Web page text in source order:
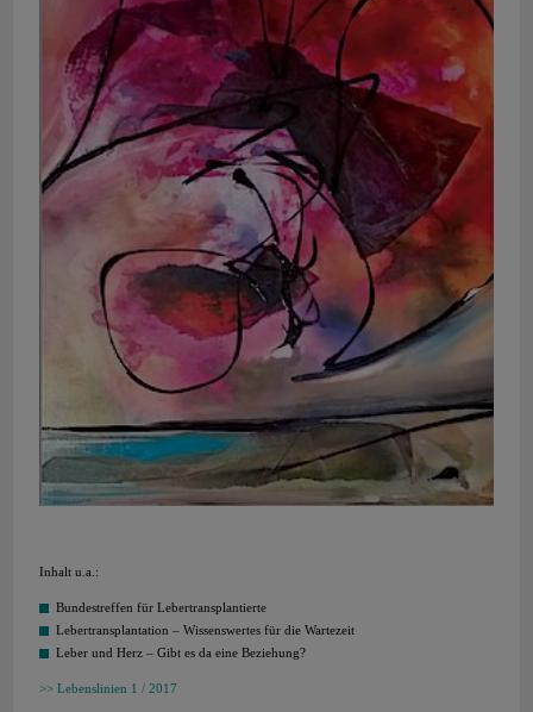
Inhalt u.a.:
Bundestreffen für Lebertransplantierte
Lebertransplantation – Wissenswertes für die Wartezeit
Leber und Herz – Gibt es da eine Beziehung?
Lebenslinien 1 / 2017